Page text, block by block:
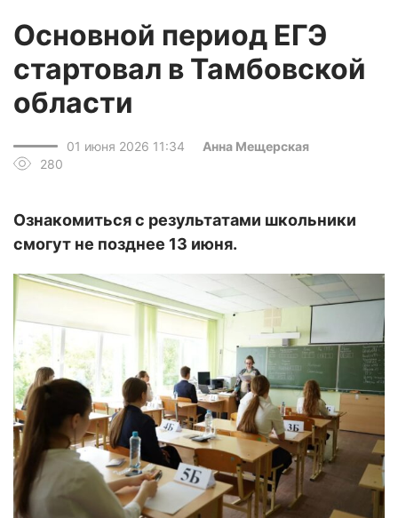
Основной период ЕГЭ
стартовал в Тамбовской
области
01 июня 2026 11:34
Анна Мещерская
280
Ознакомиться с результатами школьники
смогут не позднее 13 июня.